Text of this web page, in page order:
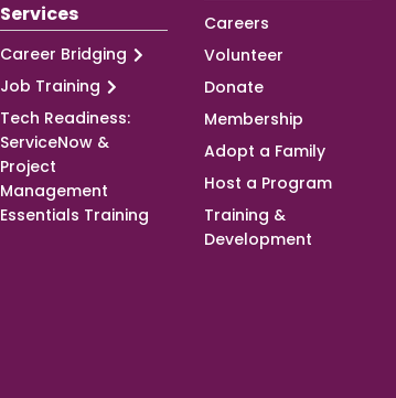
Services
Career Bridging
Job Training
Tech Readiness:
ServiceNow &
Project
Management
Essentials Training
Careers
Volunteer
Donate
Membership
Adopt a Family
Host a Program
Training &
Development